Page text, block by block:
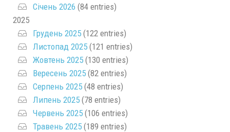
Січень 2026 (84 entries)
2025
Грудень 2025 (122 entries)
Листопад 2025 (121 entries)
Жовтень 2025 (130 entries)
Вересень 2025 (82 entries)
Серпень 2025 (48 entries)
Липень 2025 (78 entries)
Червень 2025 (106 entries)
Травень 2025 (189 entries)